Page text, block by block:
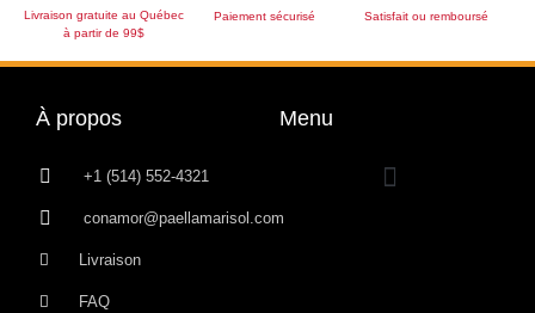
Livraison gratuite au Québec
à partir de 99$
Paiement sécurisé Satisfait ou remboursé
À propos
+1 (514) 552-4321
conamor@paellamarisol.com
Livraison
FAQ
Menu